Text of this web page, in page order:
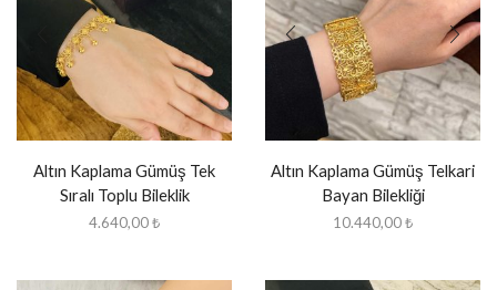
Altın Kaplama Gümüş Tek
Sıralı Toplu Bileklik
4.640,00₺
Altın Kaplama Gümüş Telkari
Bayan Bilekliği
10.440,00₺